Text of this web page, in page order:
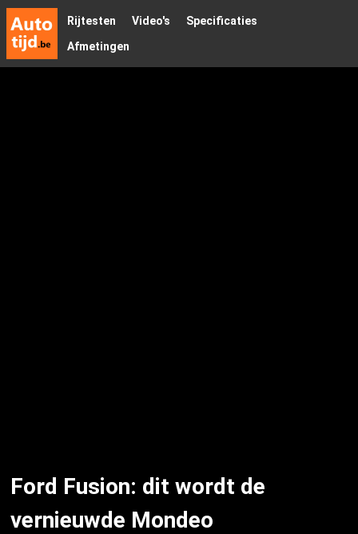
Rijtesten Video's
Specificaties
Afmetingen
Ford Fusion: dit wordt de
vernieuwde Mondeo